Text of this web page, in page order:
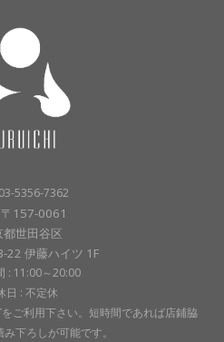
5356-7362
157-0061
都世田谷区
22 伊藤ハイツ 1F
: 11:00～20:00
日 : 不定休
ご利用下さい。短時間であれば店鋪脇
下ろしが可能です。